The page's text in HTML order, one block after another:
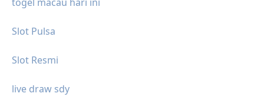
Slot Pulsa
Slot Resmi
live draw sdy